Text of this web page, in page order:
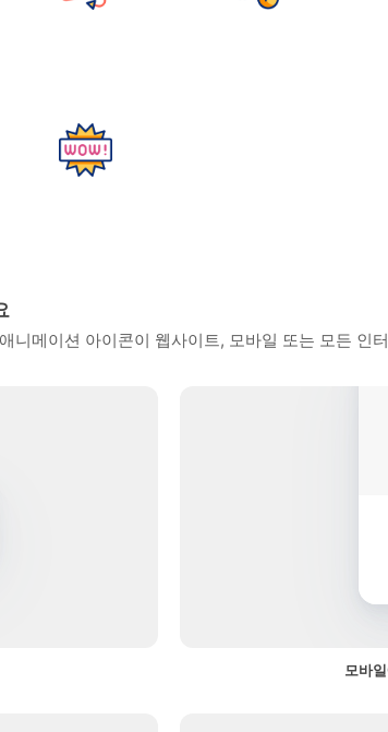
메이션 아이콘이 웹사이트, 모바일 또는 모든 인
모바